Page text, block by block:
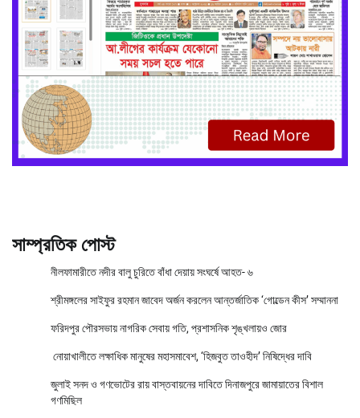
সাম্প্রতিক পোস্ট
নীলফামারীতে নদীর বালু চুরিতে বাঁধা দেয়ায় সংঘর্ষে আহত- ৬
শ্রীমঙ্গলের সাইফুর রহমান জাবেদ অর্জন করলেন আন্তর্জাতিক ‘গোল্ডেন কীস’ সম্মাননা
ফরিদপুর পৌরসভায় নাগরিক সেবায় গতি, প্রশাসনিক শৃঙ্খলায়ও জোর
নোয়াখালীতে লক্ষাধিক মানুষের মহাসমাবেশ, ‘হিজবুত তাওহীদ’ নিষিদ্ধের দাবি
জুলাই সনদ ও গণভোটের রায় বাস্তবায়নের দাবিতে দিনাজপুরে জামায়াতের বিশাল
গণমিছিল